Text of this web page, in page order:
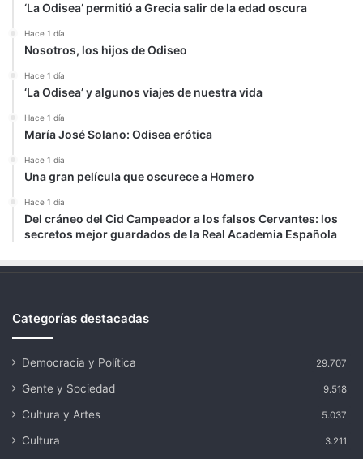
‘La Odisea’ permitió a Grecia salir de la edad oscura
Hace 1 día
Nosotros, los hijos de Odiseo
Hace 1 día
‘La Odisea’ y algunos viajes de nuestra vida
Hace 1 día
María José Solano: Odisea erótica
Hace 1 día
Una gran película que oscurece a Homero
Hace 1 día
Del cráneo del Cid Campeador a los falsos Cervantes: los
secretos mejor guardados de la Real Academia Española
Categorías destacadas
Democracia y Política 29.707
Gente y Sociedad 9.518
Cultura y Artes 5.037
Cultura 3.211